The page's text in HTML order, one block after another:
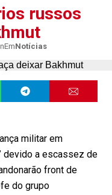
russos
EmNotícias
militar em
devido a escassez de
front de
do grupo